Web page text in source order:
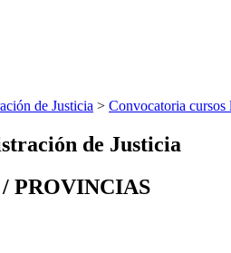
de Justicia > Convocatoria
de Justicia
PROVINCIAS